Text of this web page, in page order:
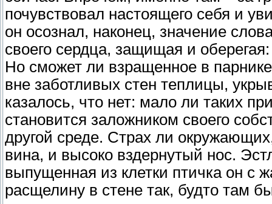
почувствовал настоящего себя и
он осознал, наконец, значение
своего сердца, защищая и
Но сможет ли взращенное в
вне заботливых стен теплицы,
казалось, что нет: мало ли таких
становится заложником своего
другой среде. Страх ли
вина, и высоко вздернутый нос.
выпущенная из клетки птичка он с
расщелину в стене так, будто там